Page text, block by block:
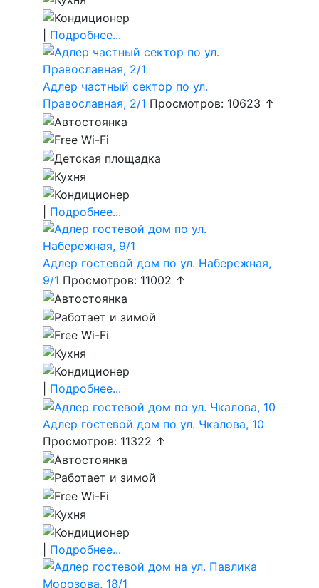
Подробнее...
Адлер частный сектор по ул.
Православная, 2/1 Просмотров: 10623 ↑
Подробнее...
Адлер гостевой дом по ул. Набережная,
9/1 Просмотров: 11002 ↑
Подробнее...
Адлер гостевой дом по ул. Чкалова, 10
Просмотров: 11322 ↑
Подробнее...